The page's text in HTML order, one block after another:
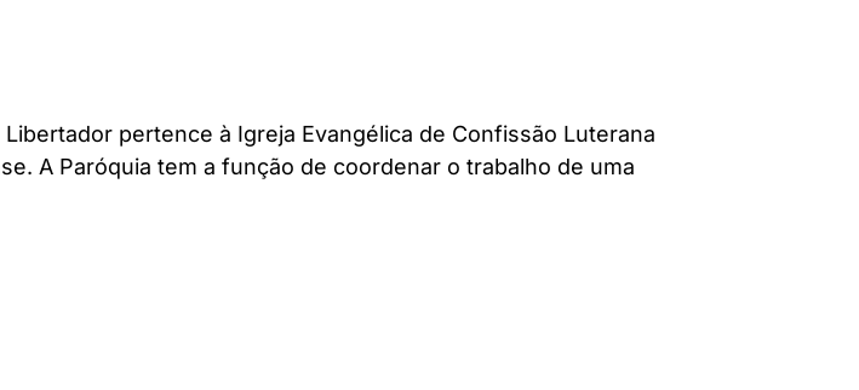
pertence à Igreja Evangélica de Confissão Luterana
A Paróquia tem a função de coordenar o trabalho de uma